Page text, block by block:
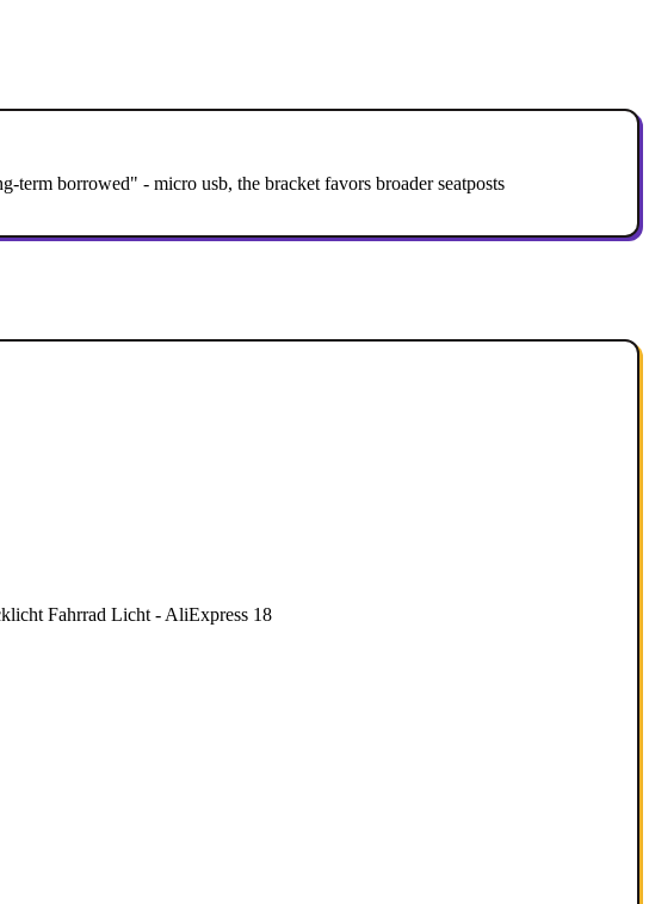
borrowed" - micro usb, the bracket favors broader seatposts
Fahrrad Licht - AliExpress 18